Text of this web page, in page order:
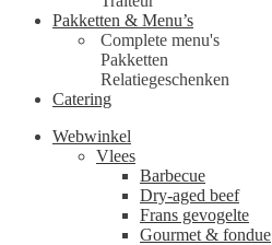
Pakketten & Menu’s
Complete menu's
Pakketten
Relatiegeschenken
Catering
Webwinkel
Vlees
Barbecue
Dry-aged beef
Frans gevogelte
Gourmet & fondue